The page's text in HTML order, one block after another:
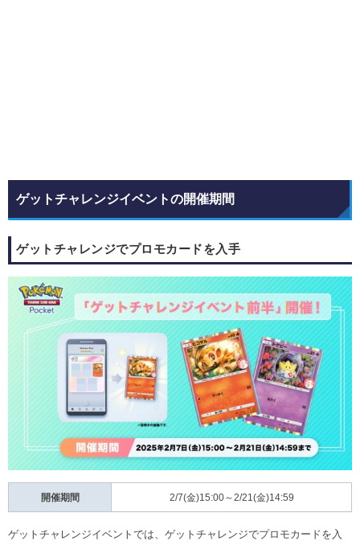
ゲットチャレンジイベントの開催期間
ゲットチャレンジでプロモカードを入手
開催期間 2/7(金)15:00～2/21(金)14:59
ゲットチャレンジイベントでは、ゲットチャレンジでプロモカードを入